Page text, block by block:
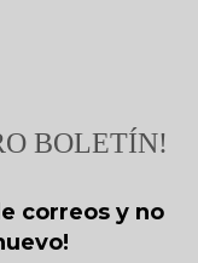
BOLETÍN!
correos y no